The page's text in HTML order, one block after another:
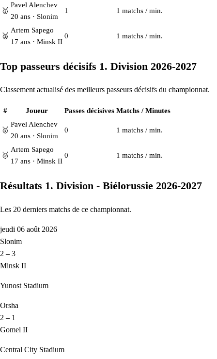
🥇
Pavel Alenchev
20 ans · Slonim
1 1 matchs / min.
🥈
Artem Sapego
17 ans · Minsk II
0 1 matchs / min.
Top passeurs décisifs 1. Division 2026-2027
Classement actualisé des meilleurs passeurs décisifs du championnat.
# Joueur Passes décisives Matchs / Minutes
🥇
Pavel Alenchev
20 ans · Slonim
0 1 matchs / min.
🥈
Artem Sapego
17 ans · Minsk II
0 1 matchs / min.
Résultats 1. Division - Biélorussie 2026-2027
Les 20 derniers matchs de ce championnat.
jeudi 06 août 2026
Slonim
2 – 3
Minsk II
Yunost Stadium
Orsha
2 – 1
Gomel II
Central City Stadium